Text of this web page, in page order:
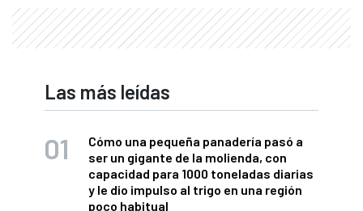
Las más leídas
Cómo una pequeña panadería pasó a
ser un gigante de la molienda, con
capacidad para 1000 toneladas diarias
y le dio impulso al trigo en una región
poco habitual